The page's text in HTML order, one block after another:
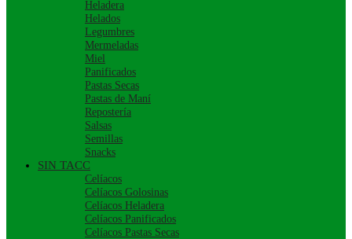
Heladera
Helados
Legumbres
Mermeladas
Miel
Panificados
Pastas Secas
Pastas de Maní
Repostería
Salsas
Semillas
Snacks
SIN TACC
Celíacos
Celíacos Golosinas
Celíacos Heladera
Celíacos Panificados
Celíacos Pastas Secas